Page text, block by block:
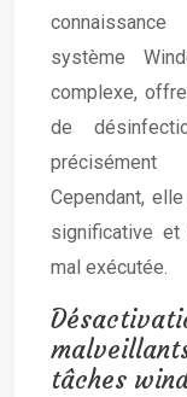
système
complexe,
de
Cependant,
significative
mal exécutée.
tâches